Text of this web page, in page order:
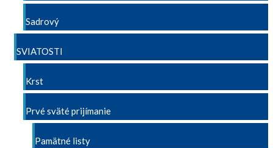
Sadrový
SVIATOSTI
Krst
Prvé sväté prijímanie
Pamätné listy